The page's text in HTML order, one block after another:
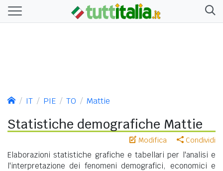
IT PIE TO Mattie
Statistiche demografiche Mattie
Modifica Condividi
Elaborazioni statistiche grafiche e tabellari per l'analisi e
l'interpretazione dei fenomeni demografici, economici e